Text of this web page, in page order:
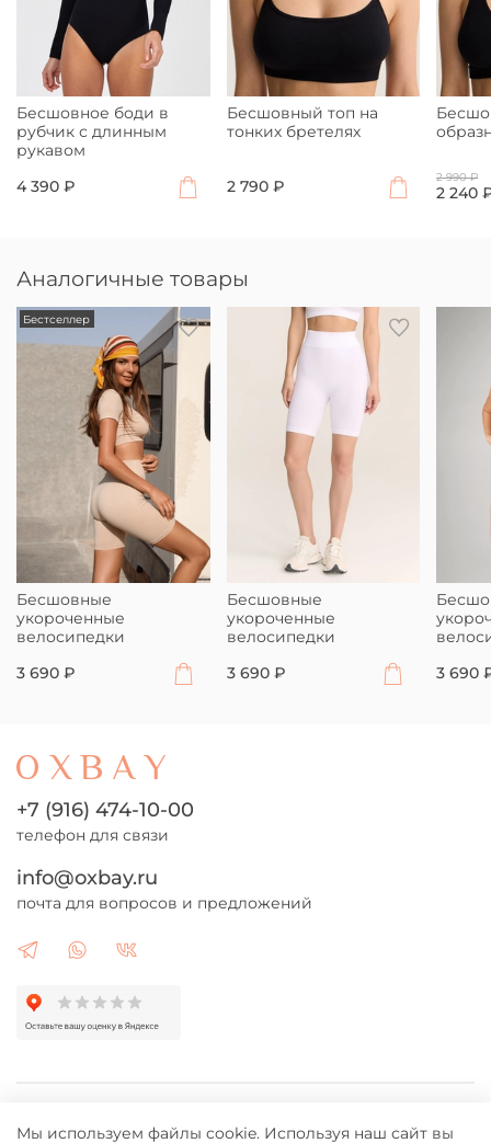
Бесшовное боди в
рубчик с длинным
рукавом
4 390 ₽
Бесшовный топ на
тонких бретелях
2 790 ₽ 2 990 ₽
2 240
Аналогичные товары
Бестселлер
Бесшовные
укороченные
велосипедки
3 690 ₽
Бесшовные
укороченные
велосипедки
3 690 ₽
3 690
+7 (916) 474-10-00
телефон для связи
info@oxbay.ru
почта для вопросов и предложений
Мы используем файлы cookie. Используя наш сайт вы